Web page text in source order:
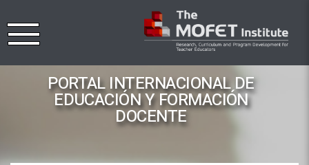
PORTAL INTERNACIONAL DE
EDUCACIÓN Y FORMACIÓN
DOCENTE